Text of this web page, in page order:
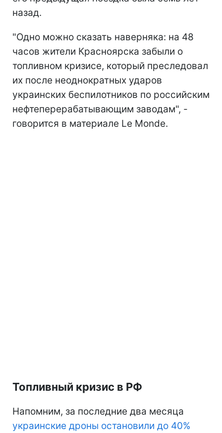
назад.
"Одно можно сказать наверняка: на 48
часов жители Красноярска забыли о
топливном кризисе, который преследовал
их после неоднократных ударов
украинских беспилотников по российским
нефтеперерабатывающим заводам", -
говорится в материале Le Monde.
Топливный кризис в РФ
Напомним, за последние два месяца
украинские дроны остановили до 40%